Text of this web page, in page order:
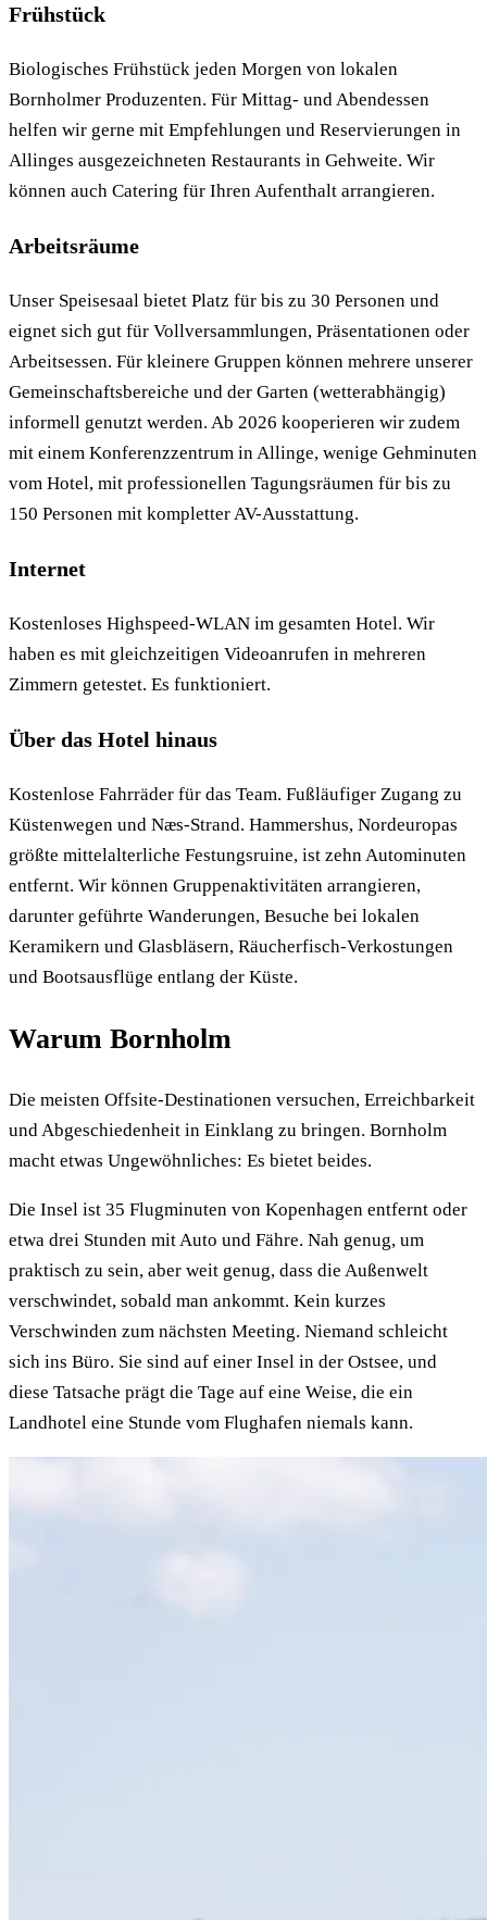
Frühstück
Biologisches Frühstück jeden Morgen von lokalen
Bornholmer Produzenten. Für Mittag- und Abendessen
helfen wir gerne mit Empfehlungen und Reservierungen in
Allinges ausgezeichneten Restaurants in Gehweite. Wir
können auch Catering für Ihren Aufenthalt arrangieren.
Arbeitsräume
Unser Speisesaal bietet Platz für bis zu 30 Personen und
eignet sich gut für Vollversammlungen, Präsentationen oder
Arbeitsessen. Für kleinere Gruppen können mehrere unserer
Gemeinschaftsbereiche und der Garten (wetterabhängig)
informell genutzt werden. Ab 2026 kooperieren wir zudem
mit einem Konferenzzentrum in Allinge, wenige Gehminuten
vom Hotel, mit professionellen Tagungsräumen für bis zu
150 Personen mit kompletter AV-Ausstattung.
Internet
Kostenloses Highspeed-WLAN im gesamten Hotel. Wir
haben es mit gleichzeitigen Videoanrufen in mehreren
Zimmern getestet. Es funktioniert.
Über das Hotel hinaus
Kostenlose Fahrräder für das Team. Fußläufiger Zugang zu
Küstenwegen und Næs-Strand. Hammershus, Nordeuropas
größte mittelalterliche Festungsruine, ist zehn Autominuten
entfernt. Wir können Gruppenaktivitäten arrangieren,
darunter geführte Wanderungen, Besuche bei lokalen
Keramikern und Glasbläsern, Räucherfisch-Verkostungen
und Bootsausflüge entlang der Küste.
Warum Bornholm
Die meisten Offsite-Destinationen versuchen, Erreichbarkeit
und Abgeschiedenheit in Einklang zu bringen. Bornholm
macht etwas Ungewöhnliches: Es bietet beides.
Die Insel ist 35 Flugminuten von Kopenhagen entfernt oder
etwa drei Stunden mit Auto und Fähre. Nah genug, um
praktisch zu sein, aber weit genug, dass die Außenwelt
verschwindet, sobald man ankommt. Kein kurzes
Verschwinden zum nächsten Meeting. Niemand schleicht
sich ins Büro. Sie sind auf einer Insel in der Ostsee, und
diese Tatsache prägt die Tage auf eine Weise, die ein
Landhotel eine Stunde vom Flughafen niemals kann.